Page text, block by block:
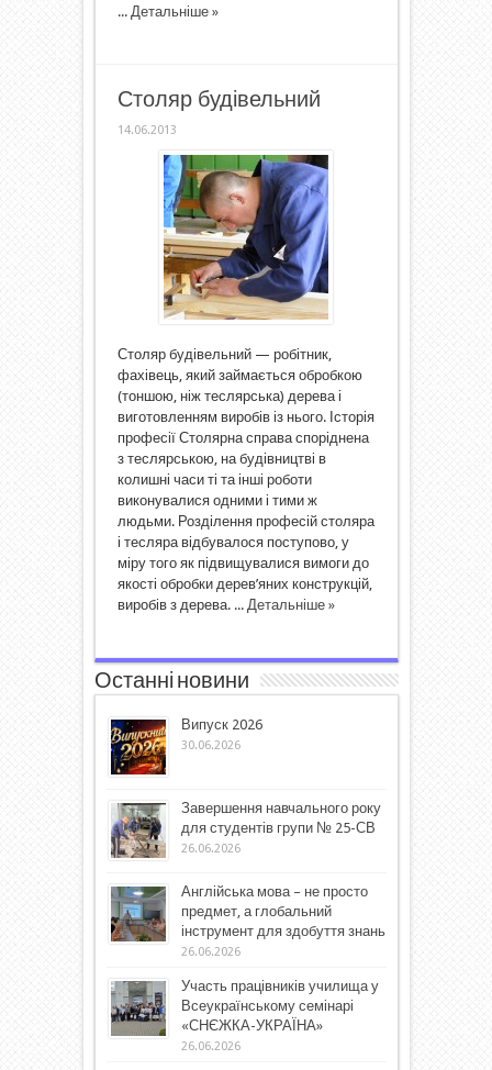
... Детальніше »
Столяр будівельний
14.06.2013
Столяр будівельний — робітник,
фахівець, який займається обробкою
(тоншою, ніж теслярська) дерева і
виготовленням виробів із нього. Історія
професії Столярна справа споріднена
з теслярською, на будівництві в
колишні часи ті та інші роботи
виконувалися одними і тими ж
людьми. Розділення професій столяра
і тесляра відбувалося поступово, у
міру того як підвищувалися вимоги до
якості обробки дерев’яних конструкцій,
виробів з дерева. ... Детальніше »
Останні новини
Випуск 2026
30.06.2026
Завершення навчального року
для студентів групи № 25-СВ
26.06.2026
Англійська мова – не просто
предмет, а глобальний
інструмент для здобуття знань
26.06.2026
Участь працівників училища у
Всеукраїнському семінарі
«СНЄЖКА-УКРАЇНА»
26.06.2026